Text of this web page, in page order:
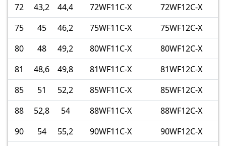
72
43,2 44,4 72WF11C-X
72WF12C-X
75
45 46,2 75WF11C-X
75WF12C-X
80
48 49,2 80WF11C-X
80WF12C-X
81
48,6 49,8 81WF11C-X
81WF12C-X
85
51 52,2 85WF11C-X
85WF12C-X
88
52,8 54 88WF11C-X
88WF12C-X
90
54 55,2 90WF11C-X
90WF12C-X